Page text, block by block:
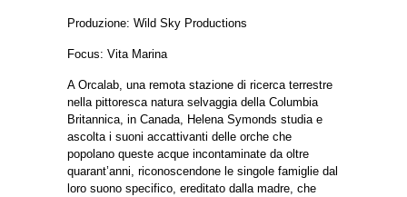
Produzione: Wild Sky Productions
Focus: Vita Marina
A Orcalab, una remota stazione di ricerca terrestre
nella pittoresca natura selvaggia della Columbia
Britannica, in Canada, Helena Symonds studia e
ascolta i suoni accattivanti delle orche che
popolano queste acque incontaminate da oltre
quarant’anni, riconoscendone le singole famiglie dal
loro suono specifico, ereditato dalla madre, che